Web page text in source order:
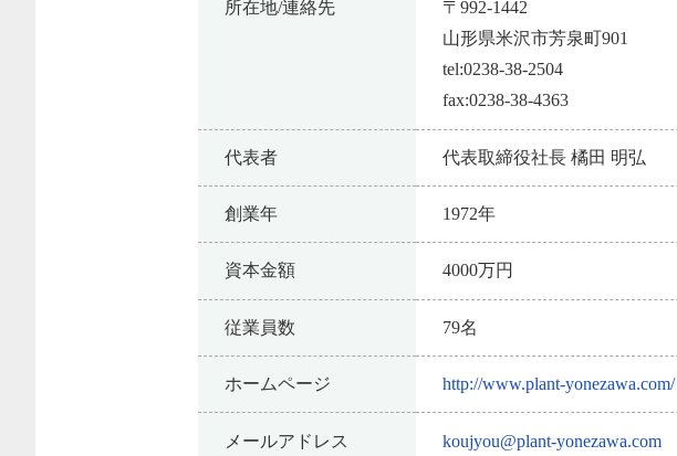
所在地/連絡先
〒992-1442
山形県米沢市芳泉町901
tel:0238-38-2504
fax:0238-38-4363
代表者 代表取締役社長 橘田 明弘
創業年 1972年
資本金額 4000万円
従業員数 79名
ホームページ http://www.plant-yonezawa.com/
メールアドレス koujyou@plant-yonezawa.com